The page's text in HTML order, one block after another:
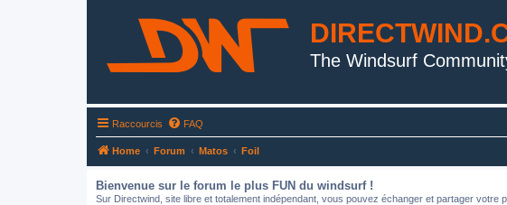
The Windsurf
Raccourcis FAQ
Home Forum Matos Foil
Bienvenue sur le forum le plus FUN du windsurf !
Sur Directwind, site libre et totalement indépendant, vous pouvez échanger et partager votre